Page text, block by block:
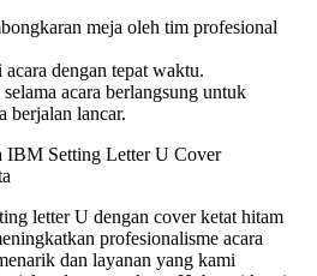
meja oleh tim profesional
dengan tepat waktu.
acara berlangsung untuk
berjalan lancar.
letter U dengan cover ketat hitam
profesionalisme acara
dan layanan yang kami